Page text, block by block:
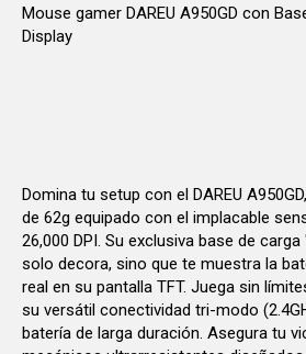
Mouse gamer DAREU A950GD con
Display
Domina tu setup con el DAREU
de 62g equipado con el implacable
26,000 DPI. Su exclusiva base de
solo decora, sino que te muestra la
real en su pantalla TFT. Juega sin
su versátil conectividad tri-modo
batería de larga duración. Asegura tu